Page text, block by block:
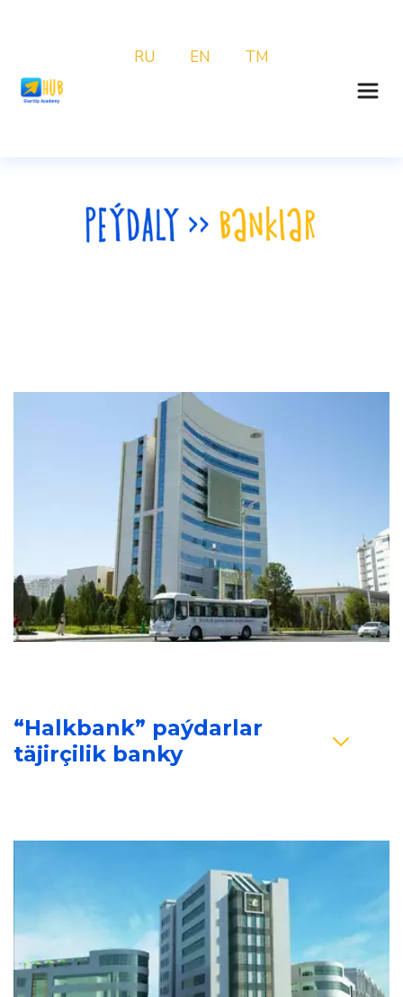
RU EN TM
“Halkbank” paýdarlar
täjirçilik banky